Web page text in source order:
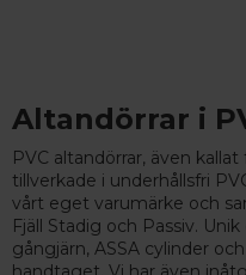
Altandörrar i
PVC altandörrar, även
tillverkade i underhållsfri
vårt eget varumärke och
Fjäll Stadig och Passiv.
gångjärn, ASSA cylinder